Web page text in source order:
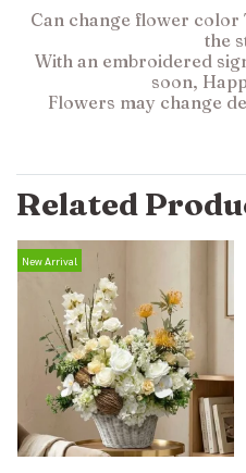
Can change flower
the
With an embroidered
soon,
Flowers may change
Related
New Arrival